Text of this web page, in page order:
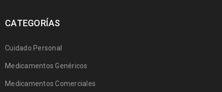
CATEGORÍAS
Cuidado Personal
Medicamentos Genéricos
Medicamentos Comerciales